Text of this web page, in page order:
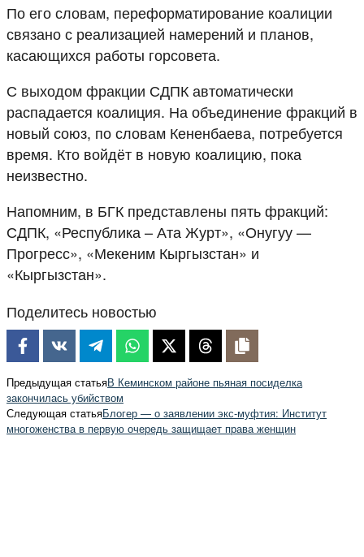
По его словам, переформатирование коалиции
связано с реализацией намерений и планов,
касающихся работы горсовета.
С выходом фракции СДПК автоматически
распадается коалиция. На объединение фракций в
новый союз, по словам Кененбаева, потребуется
время. Кто войдёт в новую коалицию, пока
неизвестно.
Напомним, в БГК представлены пять фракций:
СДПК, «Республика – Ата Журт», «Онугуу —
Прогресс», «Мекеним Кыргызстан» и
«Кыргызстан».
Поделитесь новостью
Предыдущая статьяВ Кеминском районе пьяная посиделка
закончилась убийством
Следующая статьяБлогер — о заявлении экс-муфтия: Институт
многоженства в первую очередь защищает права женщин